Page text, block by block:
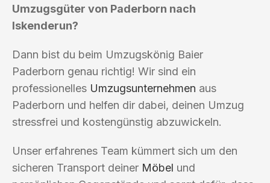
Umzugsgüter von Paderborn nach
Iskenderun?
Dann bist du beim Umzugskönig Baier
Paderborn genau richtig! Wir sind ein
professionelles Umzugsunternehmen aus
Paderborn und helfen dir dabei, deinen Umzug
stressfrei und kostengünstig abzuwickeln.
Unser erfahrenes Team kümmert sich um den
sicheren Transport deiner Möbel und